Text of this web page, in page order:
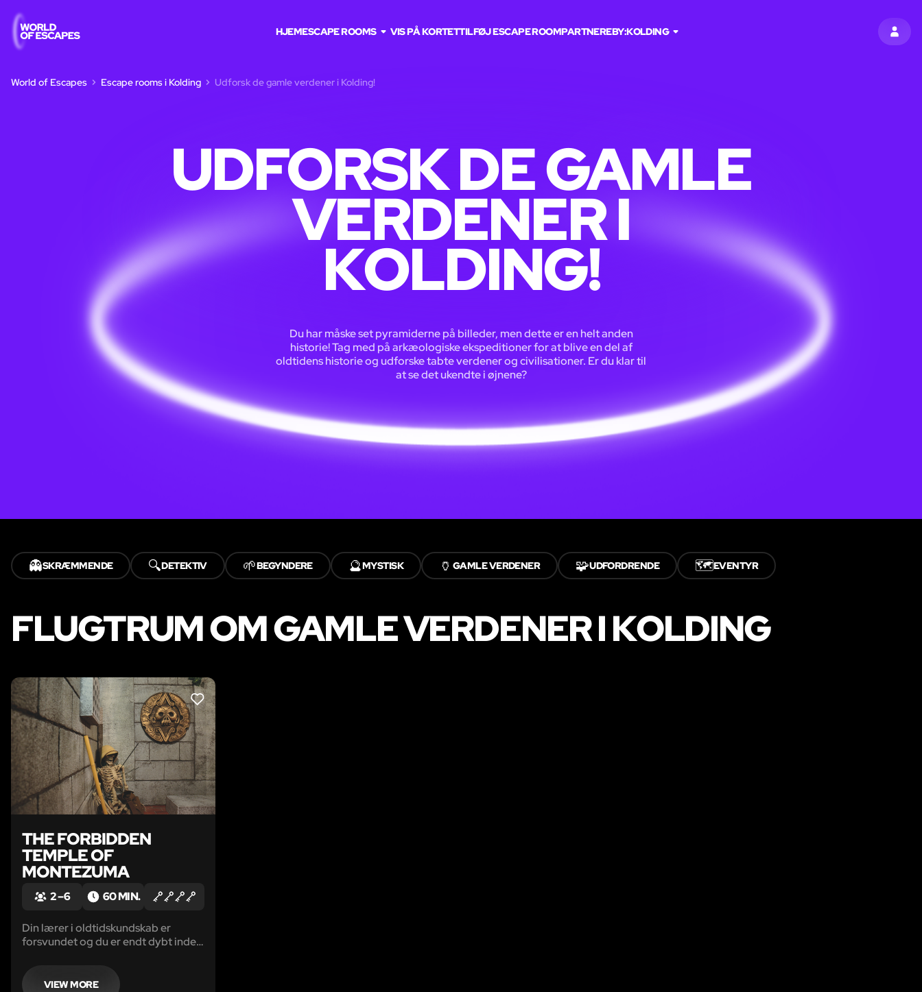
LOG
HJEMESCAPE ROOMS VIS PÅ KORTETTILFØJ ESCAPE ROOMPARTNEREBY:KOLDING
World of Escapes Escape rooms i Kolding Udforsk de gamle verdener i Kolding!
UDFORSK DE GAMLE
VERDENER I
KOLDING!
Du har måske set pyramiderne på billeder, men dette er en helt anden
historie! Tag med på arkæologiske ekspeditioner for at blive en del af
oldtidens historie og udforske tabte verdener og civilisationer. Er du klar til
at se det ukendte i øjnene?
👻SKRÆMMENDE 🔍DETEKTIV 🌱BEGYNDERE 🔮MYSTISK 🏺 GAMLE VERDENER 🧩UDFORDRENDE 🗺️EVENTYR
FLUGTRUM OM GAMLE VERDENER I KOLDING
LIKE
THE FORBIDDEN
TEMPLE OF
MONTEZUMA
2 – 6 60 MIN.
Din lærer i oldtidskundskab er
forsvundet og du er endt dybt inde i
skjulte notater. Bliver du den næste
forsvundne?
VIEW MORE